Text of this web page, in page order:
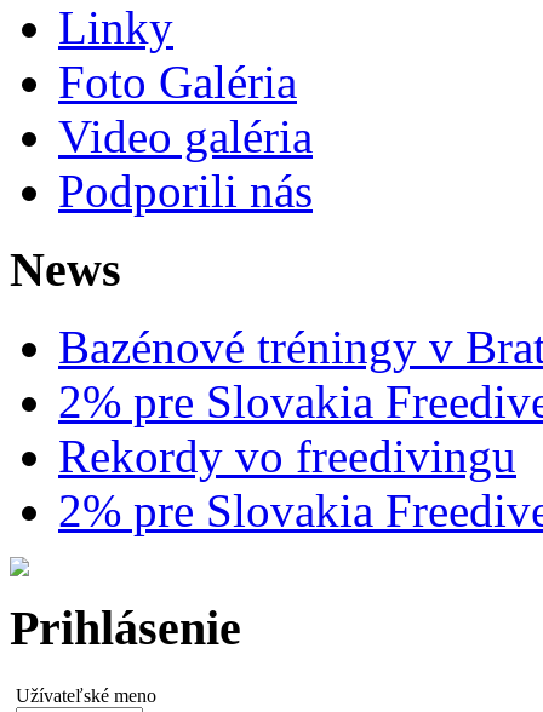
Linky
Foto Galéria
Video galéria
Podporili nás
News
Bazénové tréningy v
2% pre Slovakia
Rekordy vo freedivingu
2% pre Slovakia
Prihlásenie
Užívateľské meno